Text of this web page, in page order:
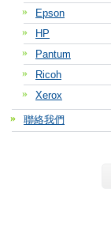
Epson
HP
Pantum
Ricoh
Xerox
聯絡我們